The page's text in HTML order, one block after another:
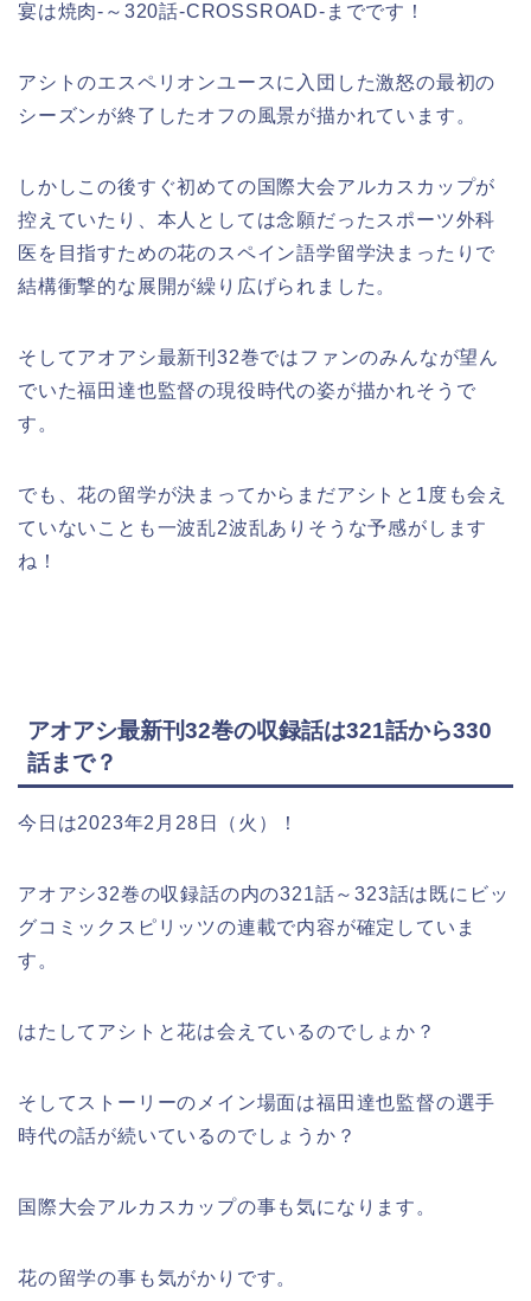
宴は焼肉‐～320話‐CROSSROAD‐までです！
アシトのエスペリオンユースに入団した激怒の最初の
シーズンが終了したオフの風景が描かれています。
しかしこの後すぐ初めての国際大会アルカスカップが
控えていたり、本人としては念願だったスポーツ外科
医を目指すための花のスペイン語学留学決まったりで
結構衝撃的な展開が繰り広げられました。
そしてアオアシ最新刊32巻ではファンのみんなが望ん
でいた福田達也監督の現役時代の姿が描かれそうで
す。
でも、花の留学が決まってからまだアシトと1度も会え
ていないことも一波乱2波乱ありそうな予感がします
ね！
アオアシ最新刊32巻の収録話は321話から330
話まで？
今日は2023年2月28日（火）！
アオアシ32巻の収録話の内の321話～323話は既にビッ
グコミックスピリッツの連載で内容が確定していま
す。
はたしてアシトと花は会えているのでしょか？
そしてストーリーのメイン場面は福田達也監督の選手
時代の話が続いているのでしょうか？
国際大会アルカスカップの事も気になります。
花の留学の事も気がかりです。